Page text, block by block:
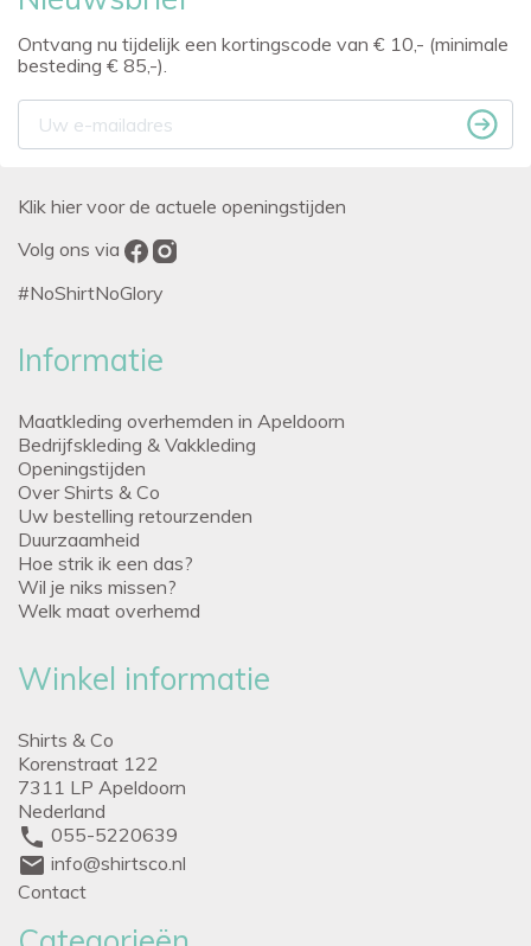
Ontvang nu tijdelijk een kortingscode van € 10,- (minimale
besteding € 85,-).
Klik hier voor de actuele openingstijden
Volg ons via
#NoShirtNoGlory
Informatie
Maatkleding overhemden in Apeldoorn
Bedrijfskleding & Vakkleding
Openingstijden
Over Shirts & Co
Uw bestelling retourzenden
Duurzaamheid
Hoe strik ik een das?
Wil je niks missen?
Welk maat overhemd
Winkel informatie
Shirts & Co
Korenstraat 122
7311 LP Apeldoorn
Nederland
phone 055-5220639
mail info@shirtsco.nl
Contact